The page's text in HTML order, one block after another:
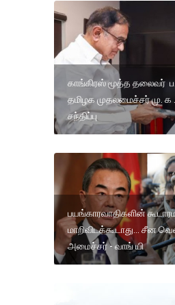
காங்கிரஸ் மூத்த தலைவர்
தமிழக முதலமைச்சர் மு. க
சந்திப்பு
பயங்காரவாதிகளின்
மாறிவிடக்கூடாது... சீன
அமைச்சர் - வாங் யி